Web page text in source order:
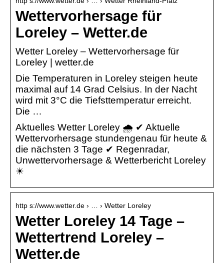
Wettervorhersage für
Loreley – Wetter.de
Wetter Loreley – Wettervorhersage für
Loreley | wetter.de
Die Temperaturen in Loreley steigen heute
maximal auf 14 Grad Celsius. In der Nacht
wird mit 3°C die Tiefsttemperatur erreicht.
Die …
Aktuelles Wetter Loreley 🌧️ ✔ Aktuelle
Wettervorhersage stundengenau für heute &
die nächsten 3 Tage ✔ Regenradar,
Unwettervorhersage & Wetterbericht Loreley
☀
http s://www.wetter.de › … › Wetter Loreley
Wetter Loreley 14 Tage –
Wettertrend Loreley –
Wetter.de